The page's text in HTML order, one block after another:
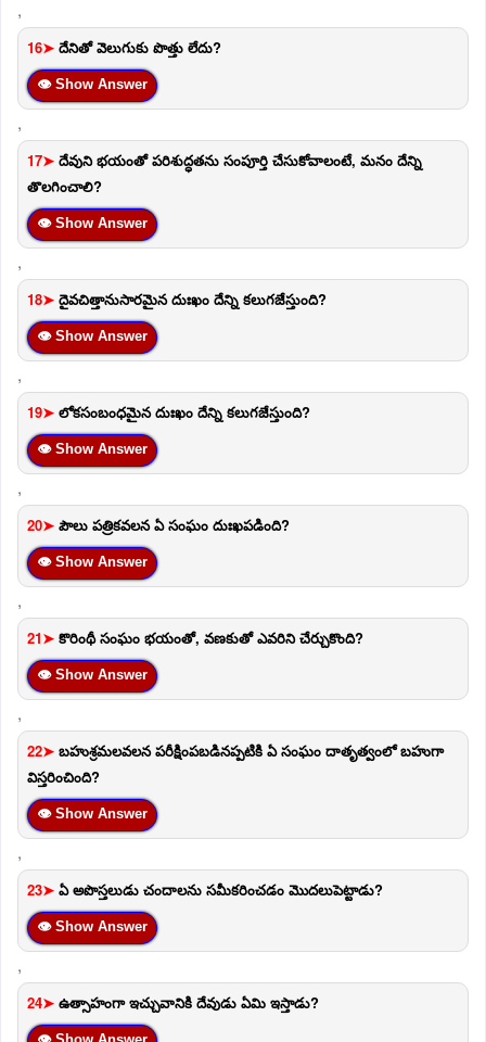
,
16➤ దేనితో వెలుగుకు పొత్తు లేదు?
👁 Show Answer
,
17➤ దేవుని భయంతో పరిశుద్ధతను సంపూర్తి చేసుకోవాలంటే, మనం దేన్ని
తొలగించాలి?
👁 Show Answer
,
18➤ దైవచిత్తానుసారమైన దుఃఖం దేన్ని కలుగజేస్తుంది?
👁 Show Answer
,
19➤ లోకసంబంధమైన దుఃఖం దేన్ని కలుగజేస్తుంది?
👁 Show Answer
,
20➤ పౌలు పత్రికవలన ఏ సంఘం దుఃఖపడింది?
👁 Show Answer
,
21➤ కొరింథీ సంఘం భయంతో, వణకుతో ఎవరిని చేర్చుకొంది?
👁 Show Answer
,
22➤ బహుశ్రమలవలన పరీక్షింపబడినప్పటికి ఏ సంఘం దాతృత్వంలో బహుగా
విస్తరించింది?
👁 Show Answer
,
23➤ ఏ అపొస్తలుడు చందాలను సమీకరించడం మొదలుపెట్టాడు?
👁 Show Answer
,
24➤ ఉత్సాహంగా ఇచ్చువానికి దేవుడు ఏమి ఇస్తాడు?